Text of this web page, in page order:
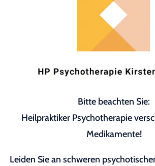
Bitte beachten Sie:
Heilpraktiker Psychotherapie
Medikamente!
Leiden Sie an schweren